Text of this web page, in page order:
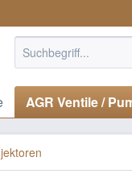
AGR Ventile /